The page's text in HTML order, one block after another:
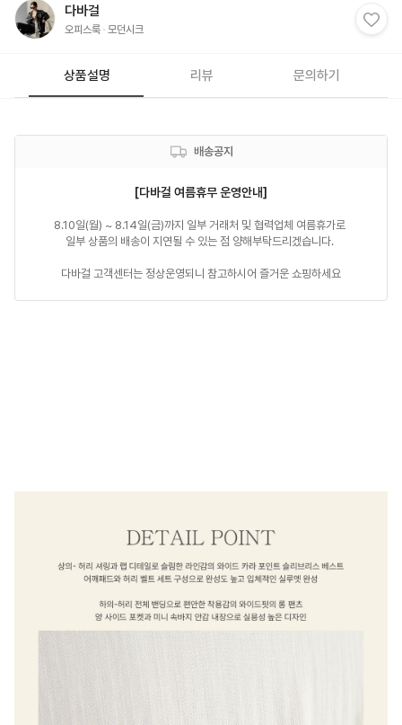
다바걸
오피스룩 모던시크
상품설명 리뷰 문의하기
배송공지
[다바걸 여름휴무 운영안내]
8.10일(월) ~ 8.14일(금)까지 일부 거래처 및 협력업체 여름휴가로
일부 상품의 배송이 지연될 수 있는 점 양해부탁드리겠습니다.
다바걸 고객센터는 정상운영되니 참고하시어 즐거운 쇼핑하세요